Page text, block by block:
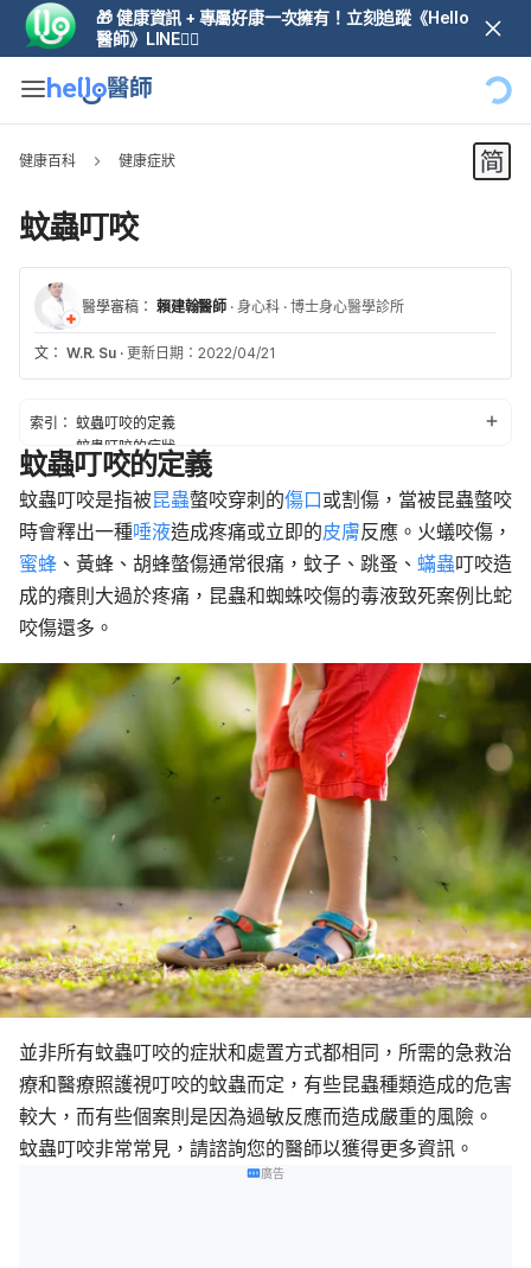
🎁 健康資訊 + 專屬好康一次擁有！立刻追蹤《Hello
醫師》LINE👆🏼
健康百科 健康症狀
蚊蟲叮咬
醫學審稿： 賴建翰醫師 · 身心科 · 博士身心醫學診所
文： W.R. Su · 更新日期：2022/04/21
索引： 蚊蟲叮咬的定義
蚊蟲叮咬的症狀
蚊蟲叮咬的原因
蚊蟲叮咬的風險因素
蚊蟲叮咬的診斷與治療
蚊蟲叮咬的生活調整與居家療法
蚊蟲叮咬的定義
蚊蟲叮咬是指被昆蟲螫咬穿刺的傷口或割傷，當被昆蟲螫咬
時會釋出一種唾液造成疼痛或立即的皮膚反應。火蟻咬傷，
蜜蜂 、黃蜂、胡蜂螫傷通常很痛，蚊子、跳蚤、 蟎蟲叮咬造
成的癢則大過於疼痛，昆蟲和蜘蛛咬傷的毒液致死案例比蛇
咬傷還多。
並非所有蚊蟲叮咬的症狀和處置方式都相同，所需的急救治
療和醫療照護視叮咬的蚊蟲而定，有些昆蟲種類造成的危害
較大，而有些個案則是因為過敏反應而造成嚴重的風險。
蚊蟲叮咬非常常見，請諮詢您的醫師以獲得更多資訊。
廣告